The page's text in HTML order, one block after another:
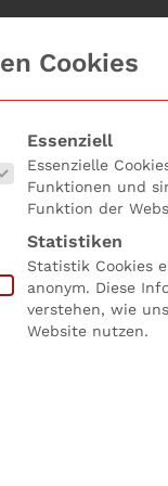
und Teams
Cookies
folgt eine Liste
Essenziell
Essenzielle
Funktionen und
Funktion der
Statistiken
Statistik Cookies
anonym. Diese
verstehen, wie
Website nutzen.